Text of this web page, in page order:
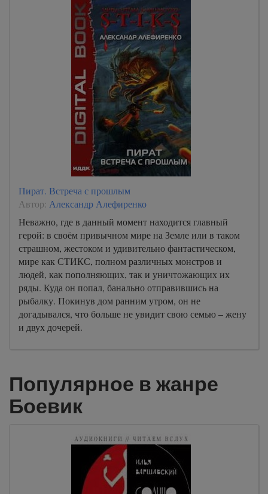
Пират. Встреча с прошлым
Автор: Александр Алефиренко
Неважно, где в данный момент находится главный
герой: в своём привычном мире на Земле или в таком
страшном, жестоком и удивительно фантастическом,
мире как СТИКС, полном различных монстров и
людей, как пополняющих, так и уничтожающих их
ряды. Куда он попал, банально отправившись на
рыбалку. Покинув дом ранним утром, он не
догадывался, что больше не увидит свою семью – жену
и двух дочерей.
Популярное в жанре
Боевик